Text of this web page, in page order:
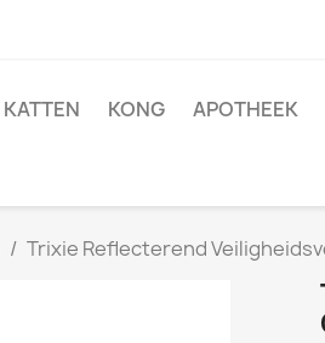
KATTEN KONG APOTHEEK
Trixie Reflecterend